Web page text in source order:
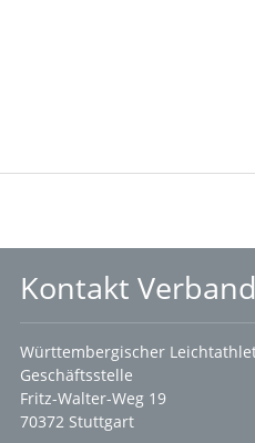
Kontakt Verband
Württembergischer
Geschäftsstelle
Fritz-Walter-Weg 19
70372 Stuttgart